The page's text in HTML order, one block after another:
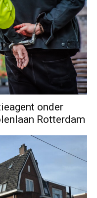
onder
Rotterdam